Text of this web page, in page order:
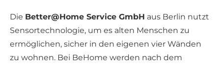
Die Better@Home Service GmbH aus Berlin nutzt
Sensortechnologie, um es alten Menschen zu
ermöglichen, sicher in den eigenen vier Wänden
zu wohnen. Bei BeHome werden nach dem